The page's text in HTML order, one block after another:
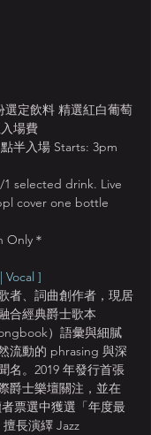
選定飲料 精選紅白葡萄
場費
半入場 Starts: 3pm
selected drink. Live
cover one bottle
Only＊
]
者、詞曲創作者，現居
合經典爵士歌本
）語彙與細膩
流動的 phrasing 與深
名。2019 年發行首張
爵士樂壇關注，並在
票選中獲選「年度最
長演繹 Jazz